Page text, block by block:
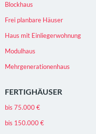
Blockhaus
Frei planbare Häuser
Haus mit Einliegerwohnung
Modulhaus
Mehrgenerationenhaus
FERTIGHÄUSER
bis 75.000 €
bis 150.000 €